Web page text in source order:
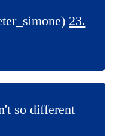
23.
so different